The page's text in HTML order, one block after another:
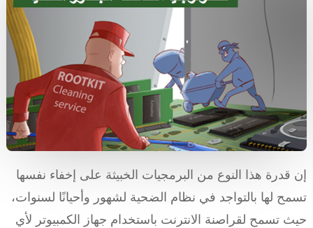
إن قدرة هذا النوع من البرمجيات الخبيثة على إخفاء نفسها
تسمح لها بالتواجد في نظام الضحية لشهور وأحيانًا لسنوات،
حيث تسمح لقراصنة الانترنت باستخدام جهاز الكمبيوتر لأي